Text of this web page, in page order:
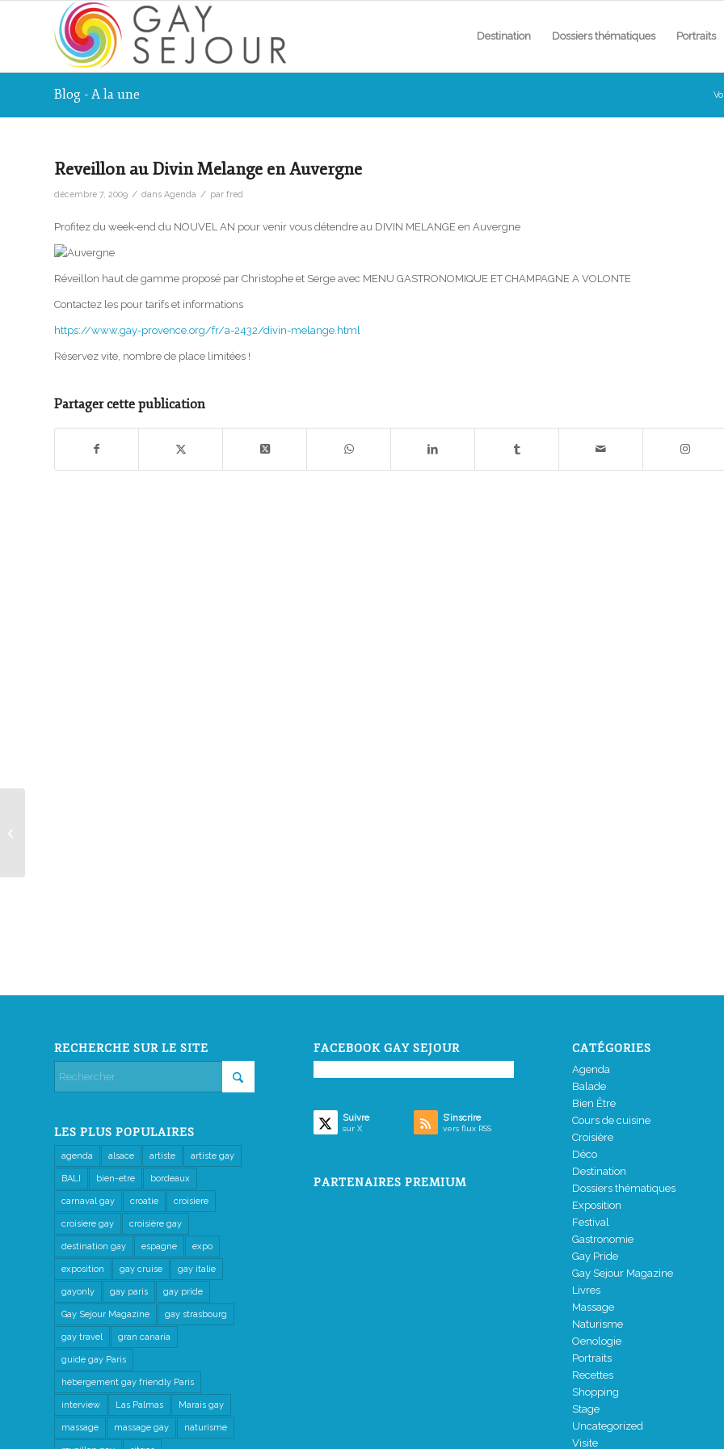
Destination Dossiers thématiques Portraits
Blog - A la une
Reveillon au Divin Melange en Auvergne
décembre 7, 2009 / dans Agenda / par fred
Profitez du week-end du NOUVEL AN pour venir vous détendre au DIVIN MELANGE en Auvergne
Réveillon haut de gamme proposé par Christophe et Serge avec MENU GASTRONOMIQUE ET CHAMPAGNE A VOLONTE
Contactez les pour tarifs et informations
https://www.gay-provence.org/fr/a-2432/divin-melange.html
Réservez vite, nombre de place limitées !
Partager cette publication
RECHERCHE SUR LE SITE
LES PLUS POPULAIRES
agenda alsace artiste artiste gay
BALI bien-etre bordeaux
carnaval gay croatie croisiere
croisiere gay croisière gay
destination gay espagne expo
exposition gay cruise gay italie
gayonly gay paris gay pride
Gay Sejour Magazine gay strasbourg
gay travel gran canaria
guide gay Paris
hébergement gay friendly Paris
interview Las Palmas Marais gay
massage massage gay naturisme
FACEBOOK GAY SEJOUR
Suivre
sur X
S’inscrire
vers flux RSS
PARTENAIRES PREMIUM
CATÉGORIES
Agenda
Balade
Bien Être
Cours de cuisine
Croisière
Déco
Destination
Dossiers thématiques
Exposition
Festival
Gastronomie
Gay Pride
Gay Sejour Magazine
Livres
Massage
Naturisme
Oenologie
Portraits
Recettes
Shopping
Stage
Uncategorized
Visite